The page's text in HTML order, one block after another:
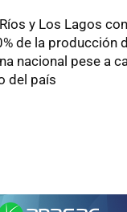
y Los Lagos
de la producción
nacional pese a
del país